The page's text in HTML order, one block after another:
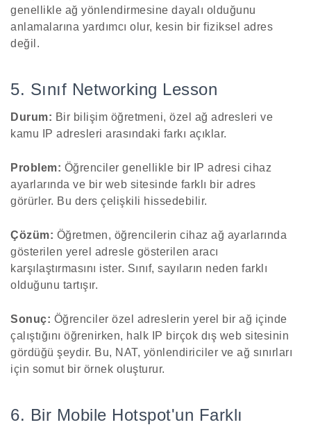
genellikle ağ yönlendirmesine dayalı olduğunu
anlamalarına yardımcı olur, kesin bir fiziksel adres
değil.
5. Sınıf Networking Lesson
Durum: Bir bilişim öğretmeni, özel ağ adresleri ve
kamu IP adresleri arasındaki farkı açıklar.
Problem: Öğrenciler genellikle bir IP adresi cihaz
ayarlarında ve bir web sitesinde farklı bir adres
görürler. Bu ders çelişkili hissedebilir.
Çözüm: Öğretmen, öğrencilerin cihaz ağ ayarlarında
gösterilen yerel adresle gösterilen aracı
karşılaştırmasını ister. Sınıf, sayıların neden farklı
olduğunu tartışır.
Sonuç: Öğrenciler özel adreslerin yerel bir ağ içinde
çalıştığını öğrenirken, halk IP birçok dış web sitesinin
gördüğü şeydir. Bu, NAT, yönlendiriciler ve ağ sınırları
için somut bir örnek oluşturur.
6. Bir Mobile Hotspot'un Farklı